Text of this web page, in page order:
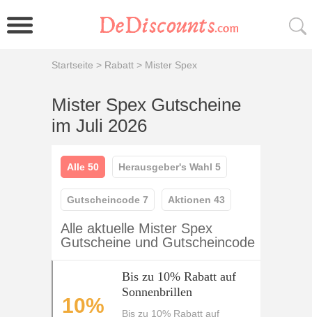
Startseite > Rabatt > Mister Spex
Mister Spex Gutscheine
im Juli 2026
Alle 50 Herausgeber's Wahl 5
Gutscheincode 7 Aktionen 43
Alle aktuelle Mister Spex
Gutscheine und Gutscheincode
10%
Bis zu 10% Rabatt auf
Sonnenbrillen
Bis zu 10% Rabatt auf